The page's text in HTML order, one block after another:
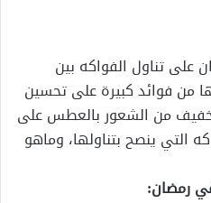
تناول الفواكه بين
من فوائد كبيرة على تحسين
من الشعور بالعطس على
التي ينصح بتناولها، وماهو
رمضان: